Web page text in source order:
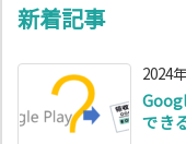
新着記事
2024
でき